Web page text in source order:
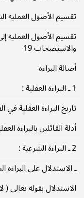
تقسيم الأصول العملية
تقسيم الأصول العملية
والاستصحاب 19
أصالة البراءة
1 ـ البراءة العقلية :
تاريخ البراءة العقلية في
أدلة القائلين بالبراءة
2 ـ البراءة الشرعية :
ـ الاستدلال على البراءة
الاستدلال بقوله تعالى (
تحديده منعا له عن
حقه في العذق
في حال يمكن
عن ذي المقدمة
المتعلقين في هذه
وهكذا يتضح عدم
بشأن كلية هذه
مشكلات مثارة